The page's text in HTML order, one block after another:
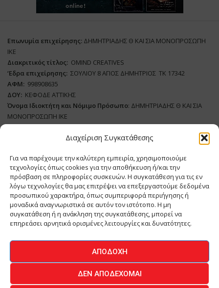
Διαχείριση Συγκατάθεσης
Για να παρέχουμε την καλύτερη εμπειρία, χρησιμοποιούμε
τεχνολογίες όπως cookies για την αποθήκευση ή/και την
πρόσβαση σε πληροφορίες συσκευών. Η συγκατάθεση για τις εν
λόγω τεχνολογίες θα μας επιτρέψει να επεξεργαστούμε δεδομένα
προσωπικού χαρακτήρα, όπως συμπεριφορά περιήγησης ή
μοναδικά αναγνωριστικά σε αυτόν τον ιστότοπο. Η μη
συγκατάθεση ή η ανάκληση της συγκατάθεσης, μπορεί να
επηρεάσει αρνητικά ορισμένες λειτουργίες και δυνατότητες.
ΑΠΟΔΟΧΉ
ΔΕΝ ΑΠΟΔΈΧΟΜΑΙ
Επωνυμία επιχείρησης: ΔΗΜΗΤΡΙΑΔΗΣ Θ ΚΑΙ ΣΙΑ ΜΟΝΟΠΡΟΣΩΠΗ
ΙΚΕ
Διακριτικός τίτλος: ΟΜΙΝD CREATIVES
‘Eδρα επιχείρησης: ΣΟΥΛΙΟΥ 8 ΑΓΙΟΣ ΔΗΜΗΤΡΙΟΣ ΤΚ 17342
ΑΦΜ: 998908635
ΔΟΥ: ΚΕΦΟΔΕ ΑΤΤΙΚΗΣ
Όνομα Ιδιοκτήτη και Νόμιμο Πρόσωπο: ΔΗΜΗΤΡΙΑΔΗΣ Θ ΚΑΙ ΣΙΑ
ΜΟΝΟΠΡΟΣΩΠΗ ΙΚΕ
Διευθυντής Σύνταξης:ΑΘΑΝΑΣΙΟΣ ΑΝΤΩΝΙΟΥ
ΔικαιούχοςDomain:ΔΗΜΗΤΡΙΑΔΗΣ Θ ΚΑΙ ΣΙΑ ΜΟΝΟΠΡΟΣΩΠΗ ΙΚΕ
Διευθυντής: ΕΥΘΥΜΙΑΤΟΥ ΜΑΡΙΑ
Διαχειριστής:
ΕΥΘΥΜΙΑΤΟΥ ΜΑΡΙΑ
Δήλωση Συμμόρφωσης
ΕΠΙΚΟΙΝΩΝΙΑ